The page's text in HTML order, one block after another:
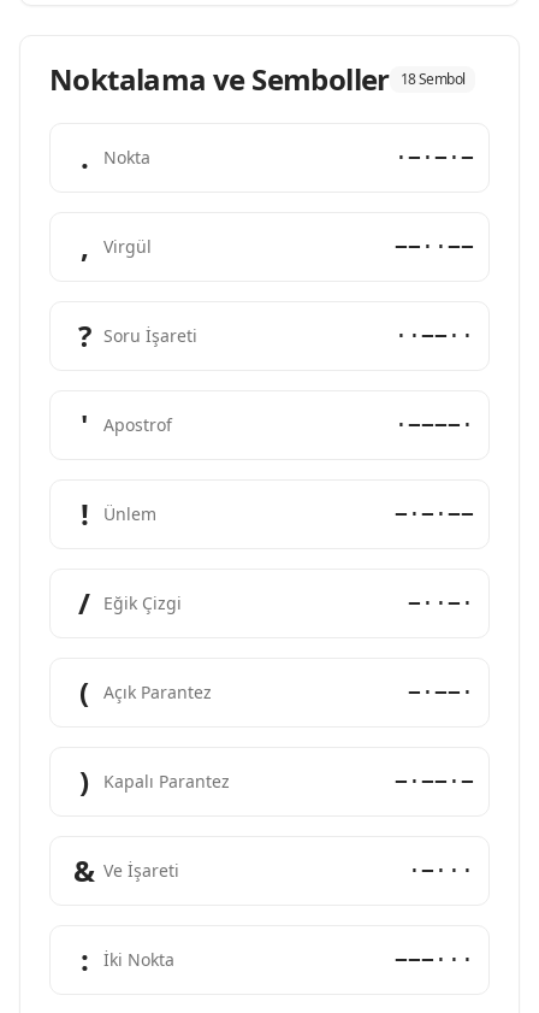
Noktalama ve Semboller 18 Sembol
. Nokta ·−·−·−
, Virgül −−··−−
? Soru İşareti ··−−··
' Apostrof ·−−−−·
! Ünlem −·−·−−
/ Eğik Çizgi −··−·
( Açık Parantez −·−−·
) Kapalı Parantez −·−−·−
& Ve İşareti ·−···
: İki Nokta −−−···